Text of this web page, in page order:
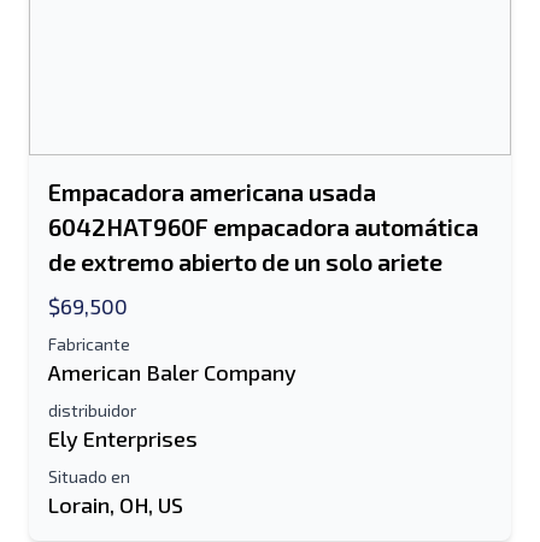
Empacadora americana usada
6042HAT960F empacadora automática
de extremo abierto de un solo ariete
$69,500
Fabricante
American Baler Company
distribuidor
Ely Enterprises
Situado en
Lorain, OH, US
Enviar a un amigo